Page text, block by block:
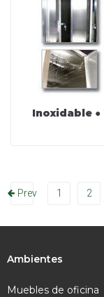
Inoxidable
Prev 1 2
Ambientes
Muebles de oficina